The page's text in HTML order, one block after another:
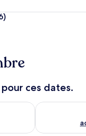
ces dates.
soir août 7 - août 8
Vérifier la